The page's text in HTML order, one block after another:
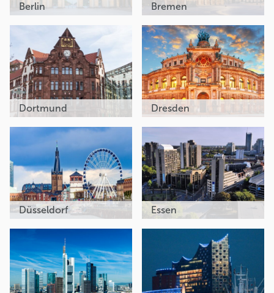
Berlin Bremen
Dortmund Dresden
Düsseldorf Essen